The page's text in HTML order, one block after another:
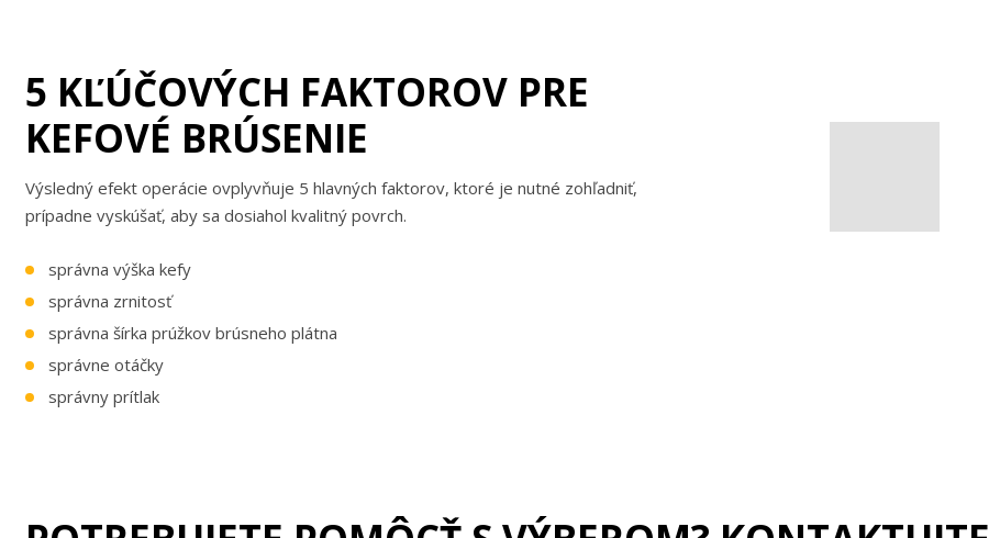
5 KĽÚČOVÝCH FAKTOROV PRE
KEFOVÉ BRÚSENIE
Výsledný efekt operácie ovplyvňuje 5 hlavných faktorov, ktoré je nutné zohľadniť,
prípadne vyskúšať, aby sa dosiahol kvalitný povrch.
správna výška kefy
správna zrnitosť
správna šírka prúžkov brúsneho plátna
správne otáčky
správny prítlak